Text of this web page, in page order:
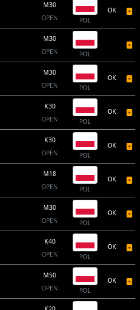
M30
OPEN
POL
OK
M30
OPEN
POL
M30
OPEN
POL
OK
K30
OPEN
POL
OK
K30
OPEN
POL
OK
M18
OPEN
POL
OK
M30
OPEN
POL
OK
K40
OPEN
POL
OK
M50
OPEN
POL
OK